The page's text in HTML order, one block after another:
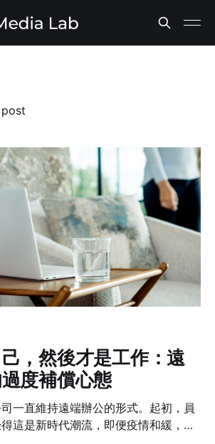
，然後才是工作：遠
度補償心態
一直維持遠端辦公的形式。起初，員
這是新時代潮流，即便疫情和緩，也